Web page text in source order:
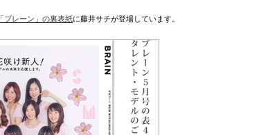
「ブレーン」の裏表紙に藤井サチが登場しています。